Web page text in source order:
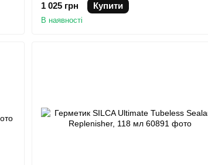
1 025 грн Купити
В наявності